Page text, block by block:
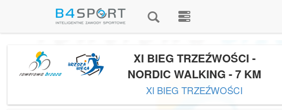
XI BIEG TRZEŹWOŚCI -
NORDIC WALKING - 7 KM
XI BIEG TRZEŹWOŚCI